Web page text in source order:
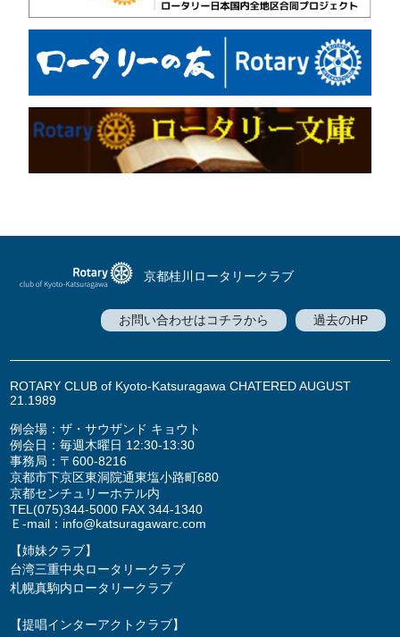
京都桂川ロータリークラブ
過去のHP
お問い合わせはコチラから
ROTARY CLUB of Kyoto-Katsuragawa CHATERED AUGUST
21.1989
例会場：ザ・サウザンド キョウト
例会日：毎週木曜日 12:30-13:30
事務局：〒600-8216
京都市下京区東洞院通東塩小路町680
京都センチュリーホテル内
TEL(075)344-5000 FAX 344-1340
Ｅ-mail： info@katsuragawarc.com
【姉妹クラブ】
台湾三重中央ロータリークラブ
札幌真駒内ロータリークラブ
【提唱インターアクトクラブ】